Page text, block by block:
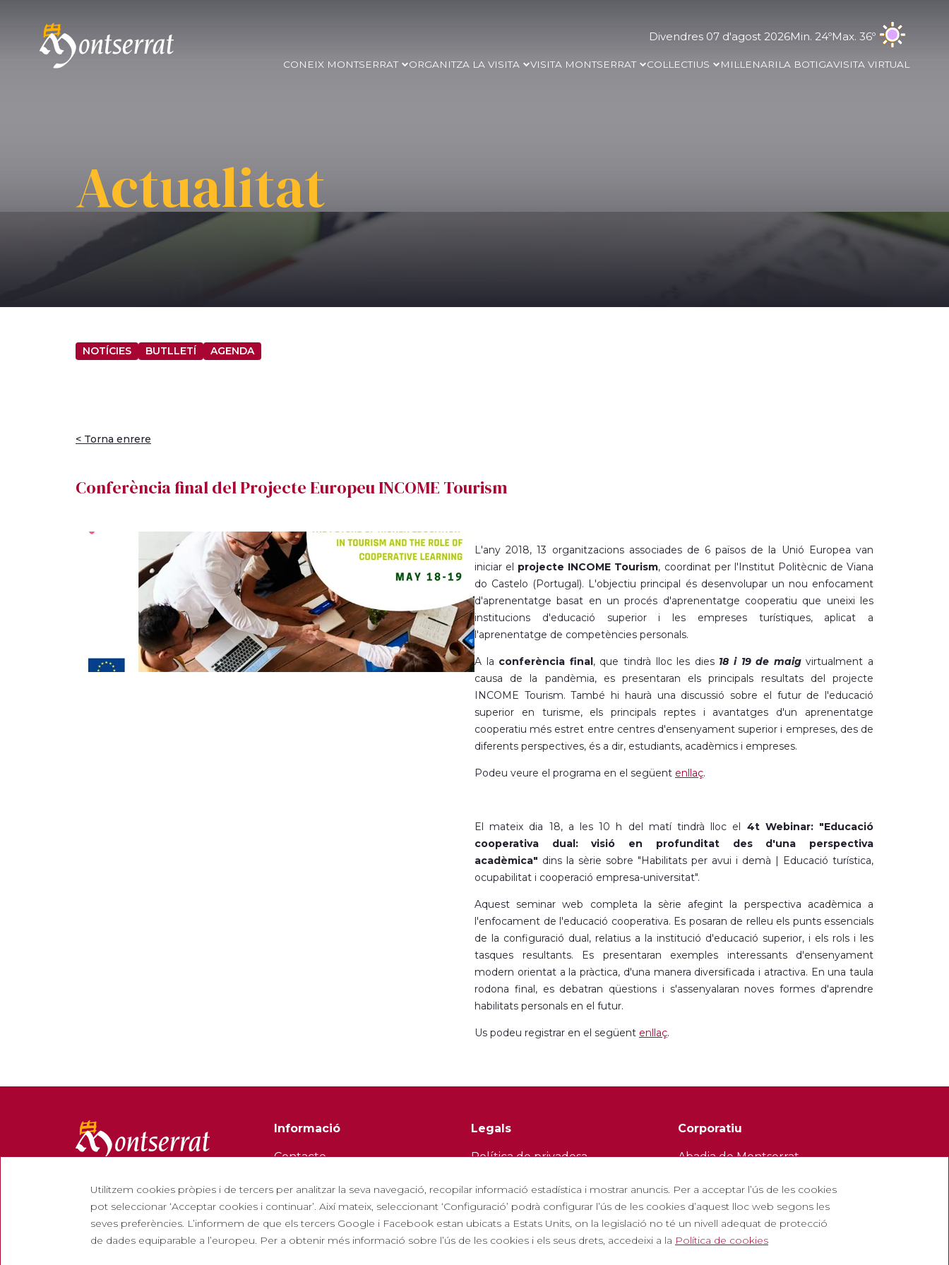
Divendres 07 d'agost 2026Min. 24ºMax. 36º
CONEIX MONTSERRAT ORGANITZA LA VISITA VISITA MONTSERRAT COL·LECTIUS MIL·LENARI LA BOTIGAVISITA VIRTUAL
Actualitat
NOTÍCIES BUTLLETÍ AGENDA
< Torna enrere
Conferència final del Projecte Europeu INCOME Tourism
L'any 2018, 13 organitzacions associades de 6 països de la Unió Europea van
iniciar el projecte INCOME Tourism, coordinat per l'Institut Politècnic de Viana
do Castelo (Portugal). L'objectiu principal és desenvolupar un nou enfocament
d'aprenentatge basat en un procés d'aprenentatge cooperatiu que uneixi les
institucions d'educació superior i les empreses turístiques, aplicat a
l'aprenentatge de competències personals.
A la conferència final, que tindrà lloc les dies 18 i 19 de maigvirtualment a
causa de la pandèmia, es presentaran els principals resultats del projecte
INCOME Tourism. També hi haurà una discussió sobre el futur de l'educació
superior en turisme, els principals reptes i avantatges d'un aprenentatge
cooperatiu més estret entre centres d'ensenyament superior i empreses, des de
diferents perspectives, és a dir, estudiants, acadèmics i empreses.
Podeu veure el programa en el següent enllaç.
El mateix dia 18, a les 10 h del matí tindrà lloc el 4t Webinar: "Educació
cooperativa dual: visió en profunditat des d'una perspectiva
acadèmica" dins la sèrie sobre "Habilitats per avui i demà | Educació turística,
ocupabilitat i cooperació empresa-universitat".
Aquest seminar web completa la sèrie afegint la perspectiva acadèmica a
l'enfocament de l'educació cooperativa. Es posaran de relleu els punts essencials
de la configuració dual, relatius a la institució d'educació superior, i els rols i les
tasques resultants. Es presentaran exemples interessants d'ensenyament
modern orientat a la pràctica, d'una manera diversificada i atractiva. En una taula
rodona final, es debatran qüestions i s'assenyalaran noves formes d'aprendre
habilitats personals en el futur.
Us podeu registrar en el següent enllaç.
Informació
Contacte
Treballa amb nosaltres
Preguntes freqüents
Entrada turística
Legals
Política de privadesa
Política de Xarxes Socials
Canal de denúncies
Avís legal
Corporatiu
Abadia de Montserrat
Museu de Montserrat
Utilitzem cookies pròpies i de tercers per analitzar la seva navegació, recopilar informació estadística i mostrar anuncis. Per a acceptar l’ús de les cookies
pot seleccionar ‘Acceptar cookies i continuar’. Així mateix, seleccionant ‘Configuració’ podrà configurar l’ús de les cookies d’aquest lloc web segons les
seves preferències. L’informem de que els tercers Google i Facebook estan ubicats a Estats Units, on la legislació no té un nivell adequat de protecció
de dades equiparable a l’europeu. Per a obtenir més informació sobre l’ús de les cookies i els seus drets, accedeixi a la Política de cookies